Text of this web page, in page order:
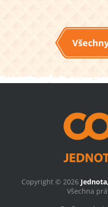
Copyright © 2026
Všechna